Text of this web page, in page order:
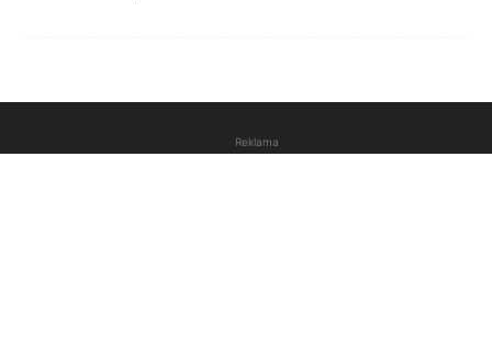
Reklama